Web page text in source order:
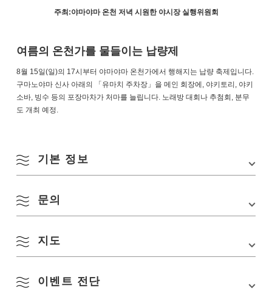
주최:야마야마 온천 저녁 시원한 야시장 실행위원회
여름의 온천가를 물들이는 납량제
8월 15일(일)의 17시부터 야마야마 온천가에서 행해지는 납량 축제입니다.
구마노야마 신사 아래의 「유마치 주차장」을 메인 회장에, 야키토리, 야키
소바, 빙수 등의 포장마차가 처마를 늘립니다. 노래방 대회나 추첨회, 분무
도 개최 예정.
기본 정보
행사장문의
TEL: 0837295000
지도
이벤트 전단